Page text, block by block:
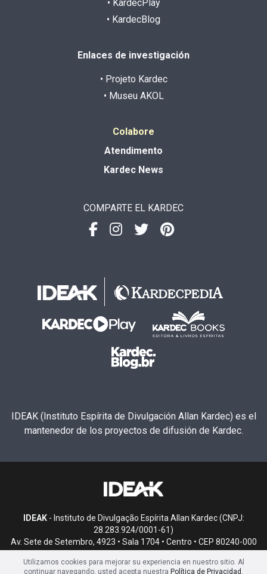
• KardecPlay
• KardecBlog
Enlaces de investigación
• Projeto Kardec
• Museu AKOL
Colabore
Atendimento
Kardec News
COMPARTE EL KARDEC
IDEAK (Instituto Espírita de Divulgación Allan Kardec) es el
mantenedor de los proyectos de difusión de Kardec.
IDEAK- Instituto de Divulgação Espírita Allan Kardec (CNPJ:
28.283.924/0001-61)
Av. Sete de Setembro, 4923 • Sala 1704 • Centro • CEP 80240-000
Utilizamos cookies para mejorar su experiencia en nuestro sitio. Al
continuar navegando, usted acepta nuestra Política de Privacidad .